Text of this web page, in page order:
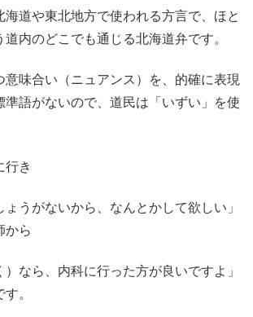
海道や東北地方で使われる方言で、ほと
道内のどこでも通じる北海道弁です。
意味合い（ニュアンス）を、的確に表現
準語がないので、道民は「いずい」を使
行き
ょうがないから、なんとかして欲しい」
から
）なら、内科に行った方が良いですよ」
。